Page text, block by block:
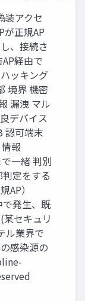
装アクセ
が正規AP
、接続さ
経由で
ッキング
境界 機密
漏洩 マル
デバイス
認可端末
報
一緒 判別
定をする
AP）
で発生、既
セキュリ
ル業界で
感染源の